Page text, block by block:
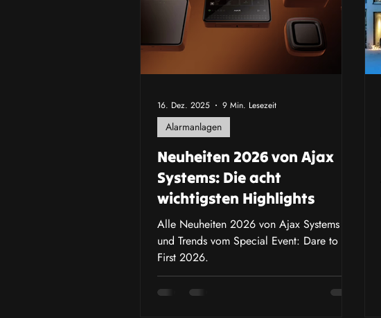
Neuheiten 2026 von Ajax
Systems: Die acht
wichtigsten Highlights
Alle Neuheiten 2026 von Ajax Systems
und Trends vom Special Event: Dare to be
First 2026.
Alarmanlagen
16. Dez. 2025 9 Min. Lesezeit